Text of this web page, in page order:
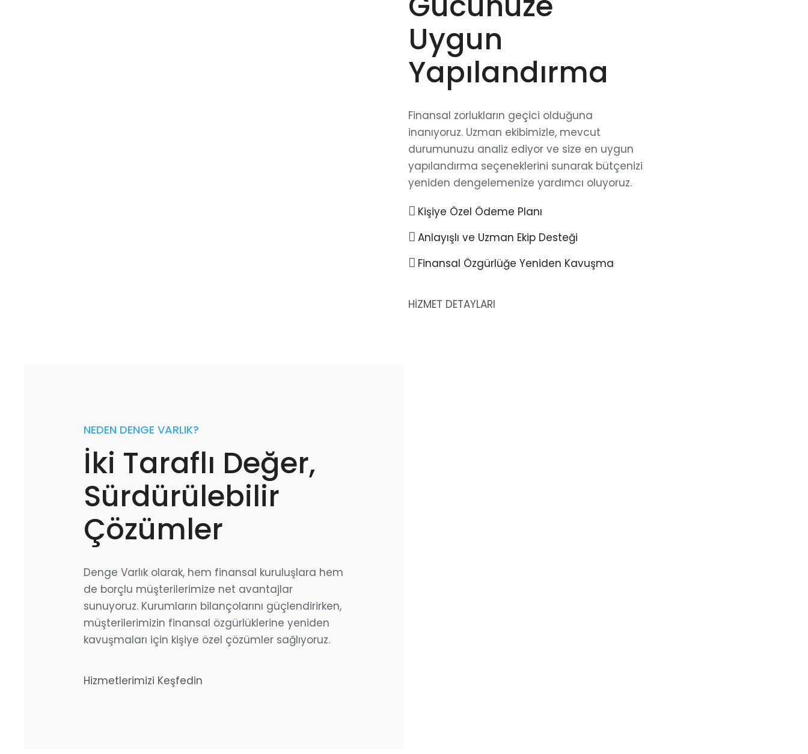
Uygun
Yapılandırma
Finansal zorlukların geçici olduğuna
inanıyoruz. Uzman ekibimizle, mevcut
durumunuzu analiz ediyor ve size en uygun
yapılandırma seçeneklerini sunarak bütçenizi
yeniden dengelemenize yardımcı oluyoruz.
Kişiye Özel Ödeme Planı
Anlayışlı ve Uzman Ekip Desteği
Finansal Özgürlüğe Yeniden Kavuşma
HİZMET DETAYLARI
NEDEN DENGE VARLIK?
İki Taraflı Değer,
Sürdürülebilir
Çözümler
Denge Varlık olarak, hem finansal kuruluşlara hem
de borçlu müşterilerimize net avantajlar
sunuyoruz. Kurumların bilançolarını güçlendirirken,
müşterilerimizin finansal özgürlüklerine yeniden
kavuşmaları için kişiye özel çözümler sağlıyoruz.
Hizmetlerimizi Keşfedin